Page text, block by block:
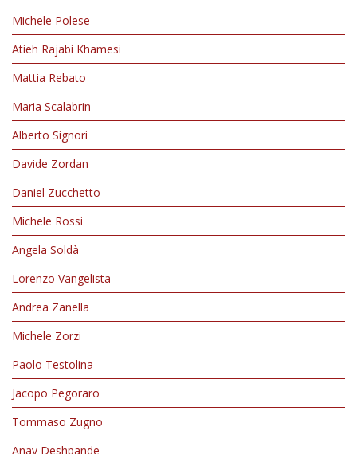
Michele Polese
Atieh Rajabi Khamesi
Mattia Rebato
Maria Scalabrin
Alberto Signori
Davide Zordan
Daniel Zucchetto
Michele Rossi
Angela Soldà
Lorenzo Vangelista
Andrea Zanella
Michele Zorzi
Paolo Testolina
Jacopo Pegoraro
Tommaso Zugno
Anay Deshpande